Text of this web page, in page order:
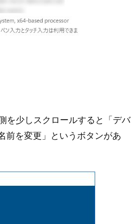
を少しスクロールすると「デバ
前を変更」というボタンがあ